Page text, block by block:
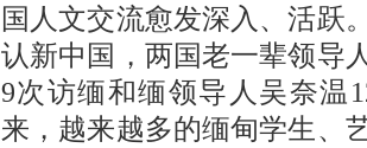
国人文交流愈发深入、活跃
认新中国，两国老一辈领导
9次访缅和缅领导人吴奈温
来，越来越多的缅甸学生、